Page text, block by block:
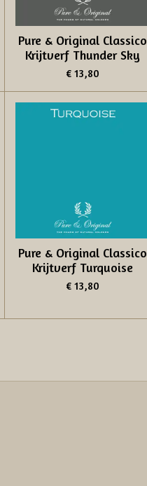
Pure & Original Classico
Krijtverf Thunder Sky
€ 13,80
Pure & Original Classico
Krijtverf Turquoise
€ 13,80